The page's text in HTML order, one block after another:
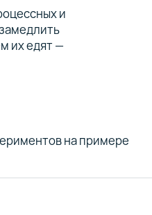
и
их едят —
на примере